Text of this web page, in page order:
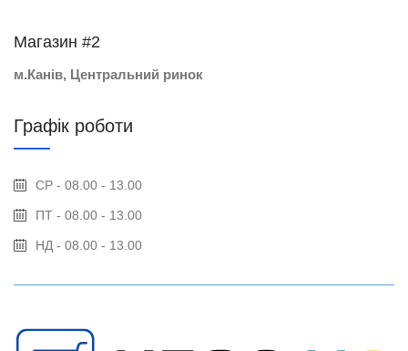
Магазин #2
м.Канів, Центральний ринок
Графік роботи
СР - 08.00 - 13.00
ПТ - 08.00 - 13.00
НД - 08.00 - 13.00